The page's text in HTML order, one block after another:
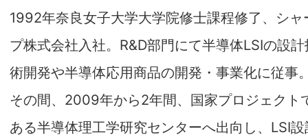
1992年奈良女子大学大学院修士課程修了、シャ
プ株式会社入社。R&D部門にて半導体LSIの設
術開発や半導体応用商品の開発・事業化に従事
その間、2009年から2年間、国家プロジェクト
ある半導体理工学研究センターへ出向し、LSI設